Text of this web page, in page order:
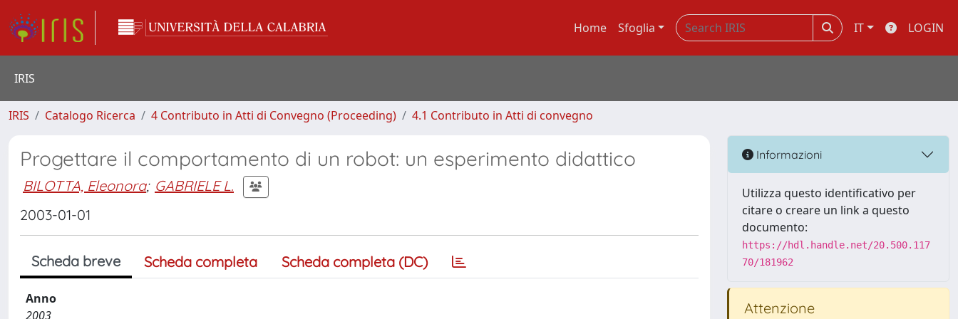
Home Sfoglia IT LOGIN
IRIS
IRIS Catalogo Ricerca 4 Contributo in Atti di Convegno (Proceeding) 4.1 Contributo in Atti di convegno
Progettare il comportamento di un robot: un esperimento didattico
BILOTTA, Eleonora; GABRIELE L.
2003-01-01
Scheda breve Scheda completa Scheda completa (DC)
Anno
2003
Informazioni
Utilizza questo identificativo per
citare o creare un link a questo
documento:
https://hdl.handle.net/20.500.117
70/181962
Attenzione